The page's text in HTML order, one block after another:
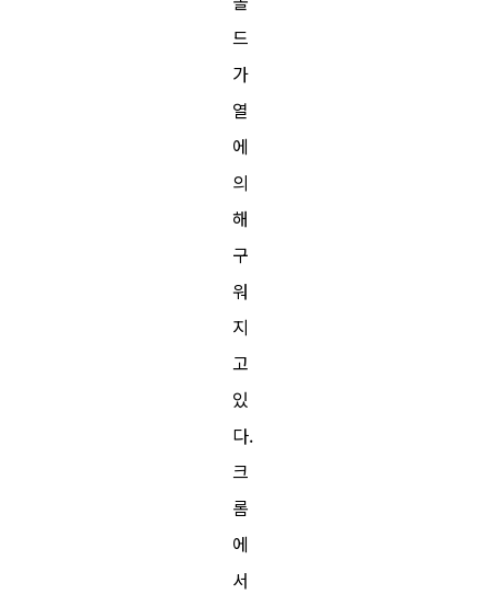
드
가
열
에
의
해
구
워
지
고
있
다.
크
롬
에
서